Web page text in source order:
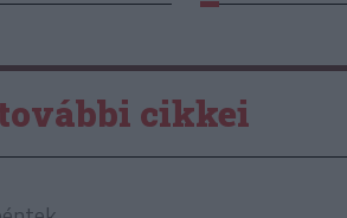
cikkei